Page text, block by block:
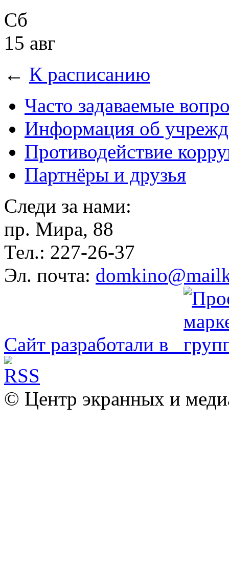
Сб
15 авг
← К расписанию
Часто задаваемые
Информация об
Противодействие
Партнёры и друзья
Следи за нами:
пр. Мира, 88
Тел.: 227-26-37
Эл. почта:
Сайт разработали в
© Центр экранных и